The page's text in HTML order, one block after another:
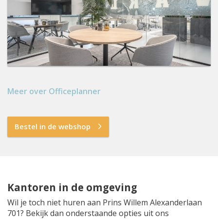
Meer over Officeplanner
Bestel in de webshop
Kantoren in de omgeving
Wil je toch niet huren aan Prins Willem Alexanderlaan
701? Bekijk dan onderstaande opties uit ons